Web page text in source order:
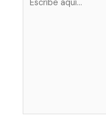
aquí...